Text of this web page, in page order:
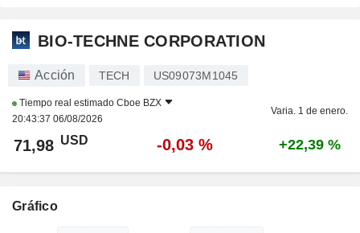
BIO-TECHNE CORPORATION
Acción TECH US09073M1045
Tiempo real estimado Cboe BZX
20:43:37 06/08/2026
Varia. 1 de enero.
71,98 USD -0,03 % +22,39 %
Gráfico